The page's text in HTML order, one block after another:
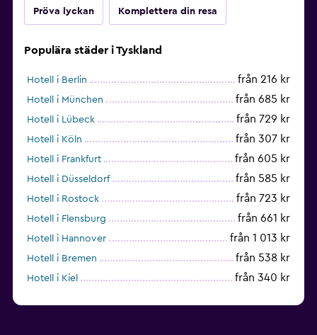
Pröva lyckan Komplettera din resa
Populära städer i Tyskland
Hotell i Berlin från 216 kr
Hotell i München från 685 kr
Hotell i Lübeck från 729 kr
Hotell i Köln från 307 kr
Hotell i Frankfurt från 605 kr
Hotell i Düsseldorf från 585 kr
Hotell i Rostock från 723 kr
Hotell i Flensburg från 661 kr
Hotell i Hannover från 1 013 kr
Hotell i Bremen från 538 kr
Hotell i Kiel från 340 kr